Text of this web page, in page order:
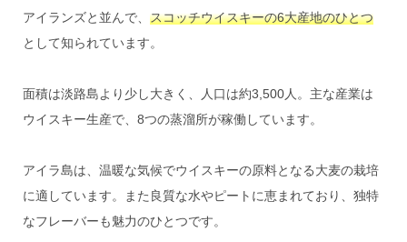
アイランズと並んで、 スコッチウイスキーの6大産地のひとつ
として知られています。
面積は淡路島より少し大きく、人口は約3,500人。主な産業は
ウイスキー生産で、8つの蒸溜所が稼働しています。
アイラ島は、温暖な気候でウイスキーの原料となる大麦の栽培
に適しています。また良質な水やピートに恵まれており、独特
なフレーバーも魅力のひとつです。